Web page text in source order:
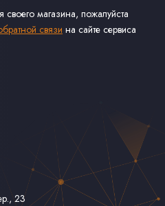
своего магазина, пожалуйста
связи на сайте сервиса
23